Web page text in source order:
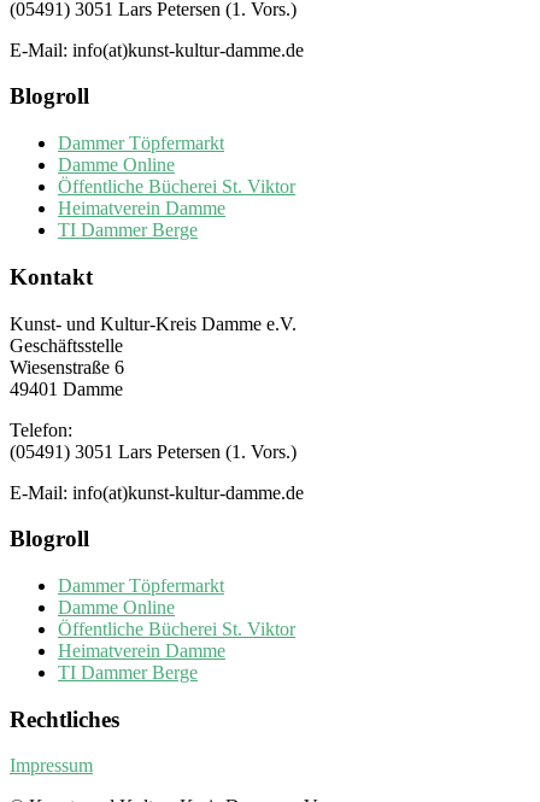
(05491) 3051 Lars Petersen (1. Vors.)
E-Mail: info(at)kunst-kultur-damme.de
Blogroll
Dammer Töpfermarkt
Damme Online
Öffentliche Bücherei St. Viktor
Heimatverein Damme
TI Dammer Berge
Kontakt
Kunst- und Kultur-Kreis Damme e.V.
Geschäftsstelle
Wiesenstraße 6
49401 Damme
Telefon:
(05491) 3051 Lars Petersen (1. Vors.)
E-Mail: info(at)kunst-kultur-damme.de
Blogroll
Dammer Töpfermarkt
Damme Online
Öffentliche Bücherei St. Viktor
Heimatverein Damme
TI Dammer Berge
Rechtliches
Impressum